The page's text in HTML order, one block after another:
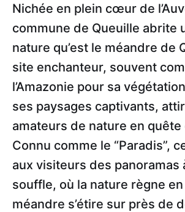
Nichée en plein cœur de
commune de Queuille abrite
nature qu’est le méandre de
site enchanteur, souvent
l’Amazonie pour sa
ses paysages captivants,
amateurs de nature en quête
Connu comme le “Paradis”,
aux visiteurs des panoramas
souffle, où la nature règne
méandre s’étire sur près de